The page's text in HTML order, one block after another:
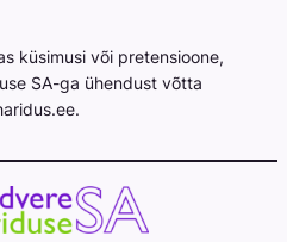
küsimusi või pretensioone,
SA-ga ühendust võtta